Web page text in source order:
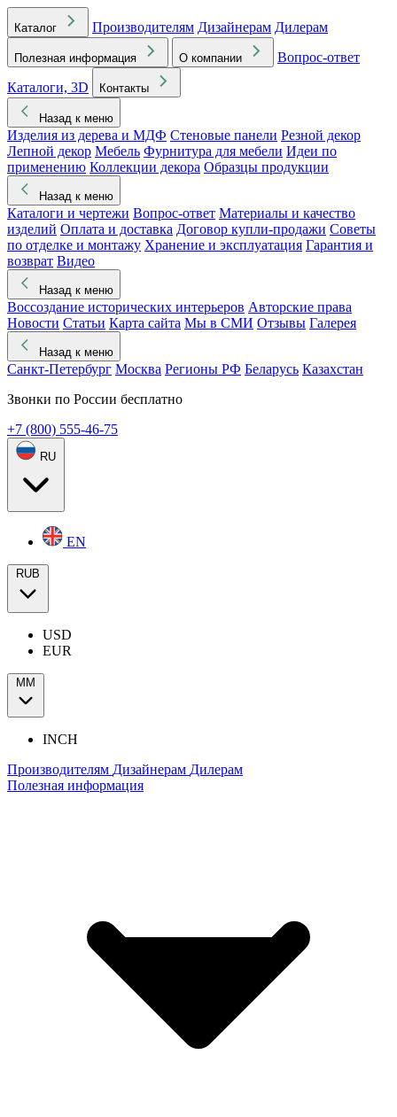
Каталог Производителям Дизайнерам Дилерам
Полезная информация О компании
Вопрос-ответ
Каталоги, 3D
Контакты
Назад к меню
Изделия из дерева и МДФ Стеновые панели Резной декор
Лепной декор Мебель Фурнитура для мебели Идеи по
применению Коллекции декора Образцы продукции
Назад к меню
Каталоги и чертежи Вопрос-ответ Материалы и качество
изделий Оплата и доставка Договор купли-продажи Советы
по отделке и монтажу Хранение и эксплуатация Гарантия и
возврат Видео
Назад к меню
Воссоздание исторических интерьеров Авторские права
Новости Статьи Карта сайта Мы в СМИ Отзывы Галерея
Назад к меню
Санкт-Петербург Москва Регионы РФ Беларусь Казахстан
Звонки по России бесплатно
+7 (800) 555-46-75
RU
EN
RUB
USD
EUR
ММ
INCH
Производителям Дизайнерам Дилерам
Полезная информация